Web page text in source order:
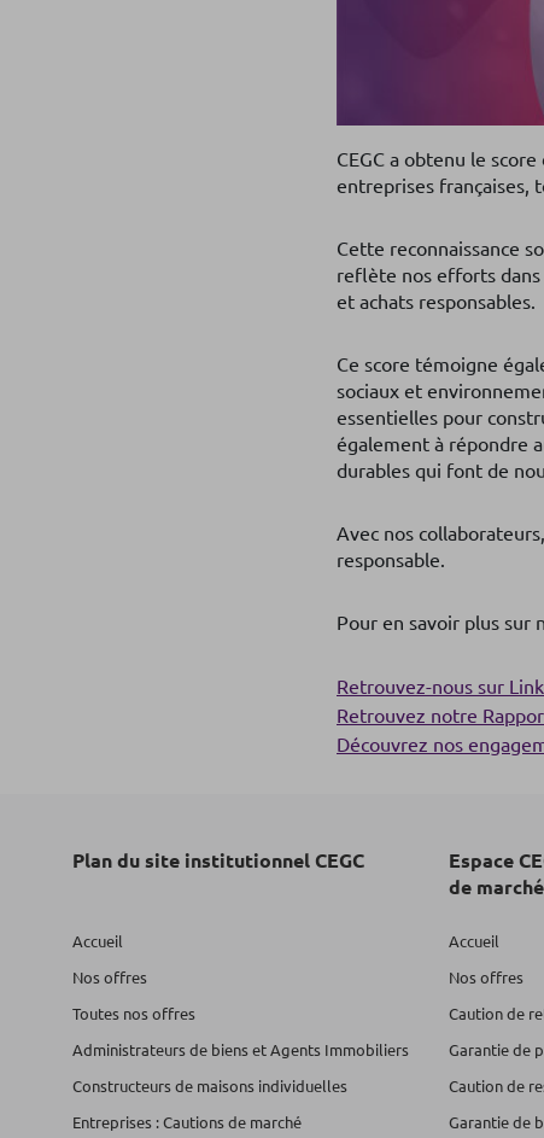
CEGC a obtenu le
entreprises françaises,
Cette reconnaissance
reflète nos efforts dans
et achats responsables.
Ce score témoigne
sociaux et
essentielles pour
également à répondre
durables qui font de
Avec nos
responsable.
Pour en savoir plus sur
Retrouvez-nous sur
Retrouvez notre
Découvrez nos
Plan du site institutionnel CEGC
Accueil
Nos offres
Toutes nos offres
Administrateurs de biens et Agents Immobiliers
Constructeurs de maisons individuelles
Entreprises : Cautions de marché
Espace
de marché
Accueil
Nos offres
Caution de
Garantie de
Caution de
Garantie de